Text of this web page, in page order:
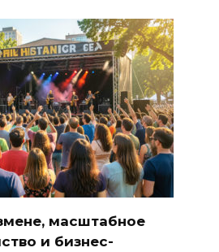
масштабное
и бизнес-